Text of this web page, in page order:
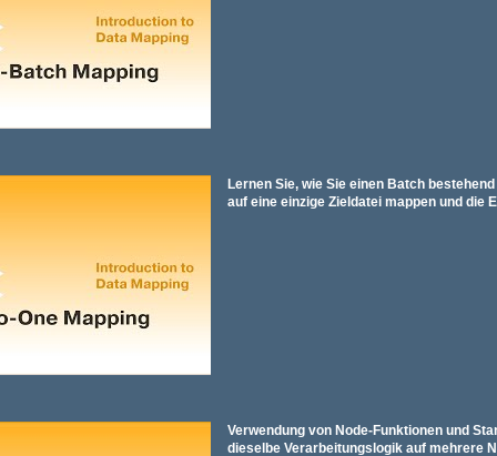
Lernen Sie, wie Sie einen Batch
auf eine einzige Zieldatei mappen und die
Verwendung von Node-Funktionen und
dieselbe Verarbeitungslogik auf mehrere